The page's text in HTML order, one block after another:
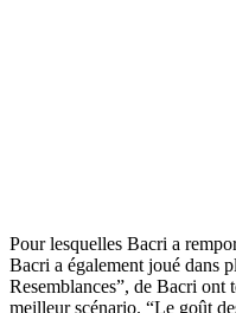
Pour lesquelles Bacri a
Bacri a également joué dans
Resemblances”, de Bacri ont
meilleur scénario. “Le goût